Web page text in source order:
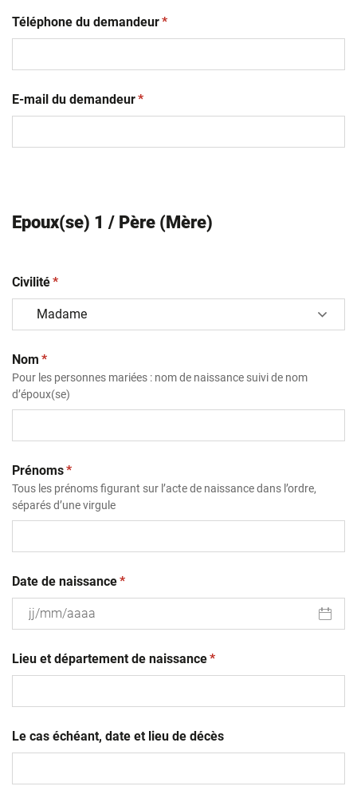
Téléphone du demandeur(obligatoire)
*
E-mail du demandeur(obligatoire)
*
Epoux(se) 1 / Père (Mère)
Civilité(obligatoire)
*
Nom (obligatoire)
*
Pour les personnes mariées : nom de naissance suivi de nom
d’époux(se)
Prénoms(obligatoire)
*
Tous les prénoms figurant sur l’acte de naissance dans l’ordre,
séparés d’une virgule
Date de naissance(obligatoire)
*
slash
MM
Lieu et département de naissance(obligatoire)
*
Le cas échéant, date et lieu de décès